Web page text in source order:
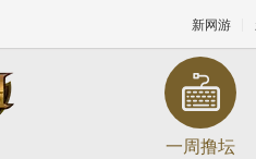
新网游
一周撸坛